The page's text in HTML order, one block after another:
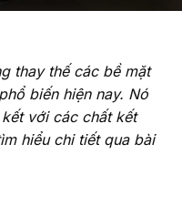
thay thế các bề mặt
biến hiện nay. Nó
với các chất kết
hiểu chi tiết qua bài